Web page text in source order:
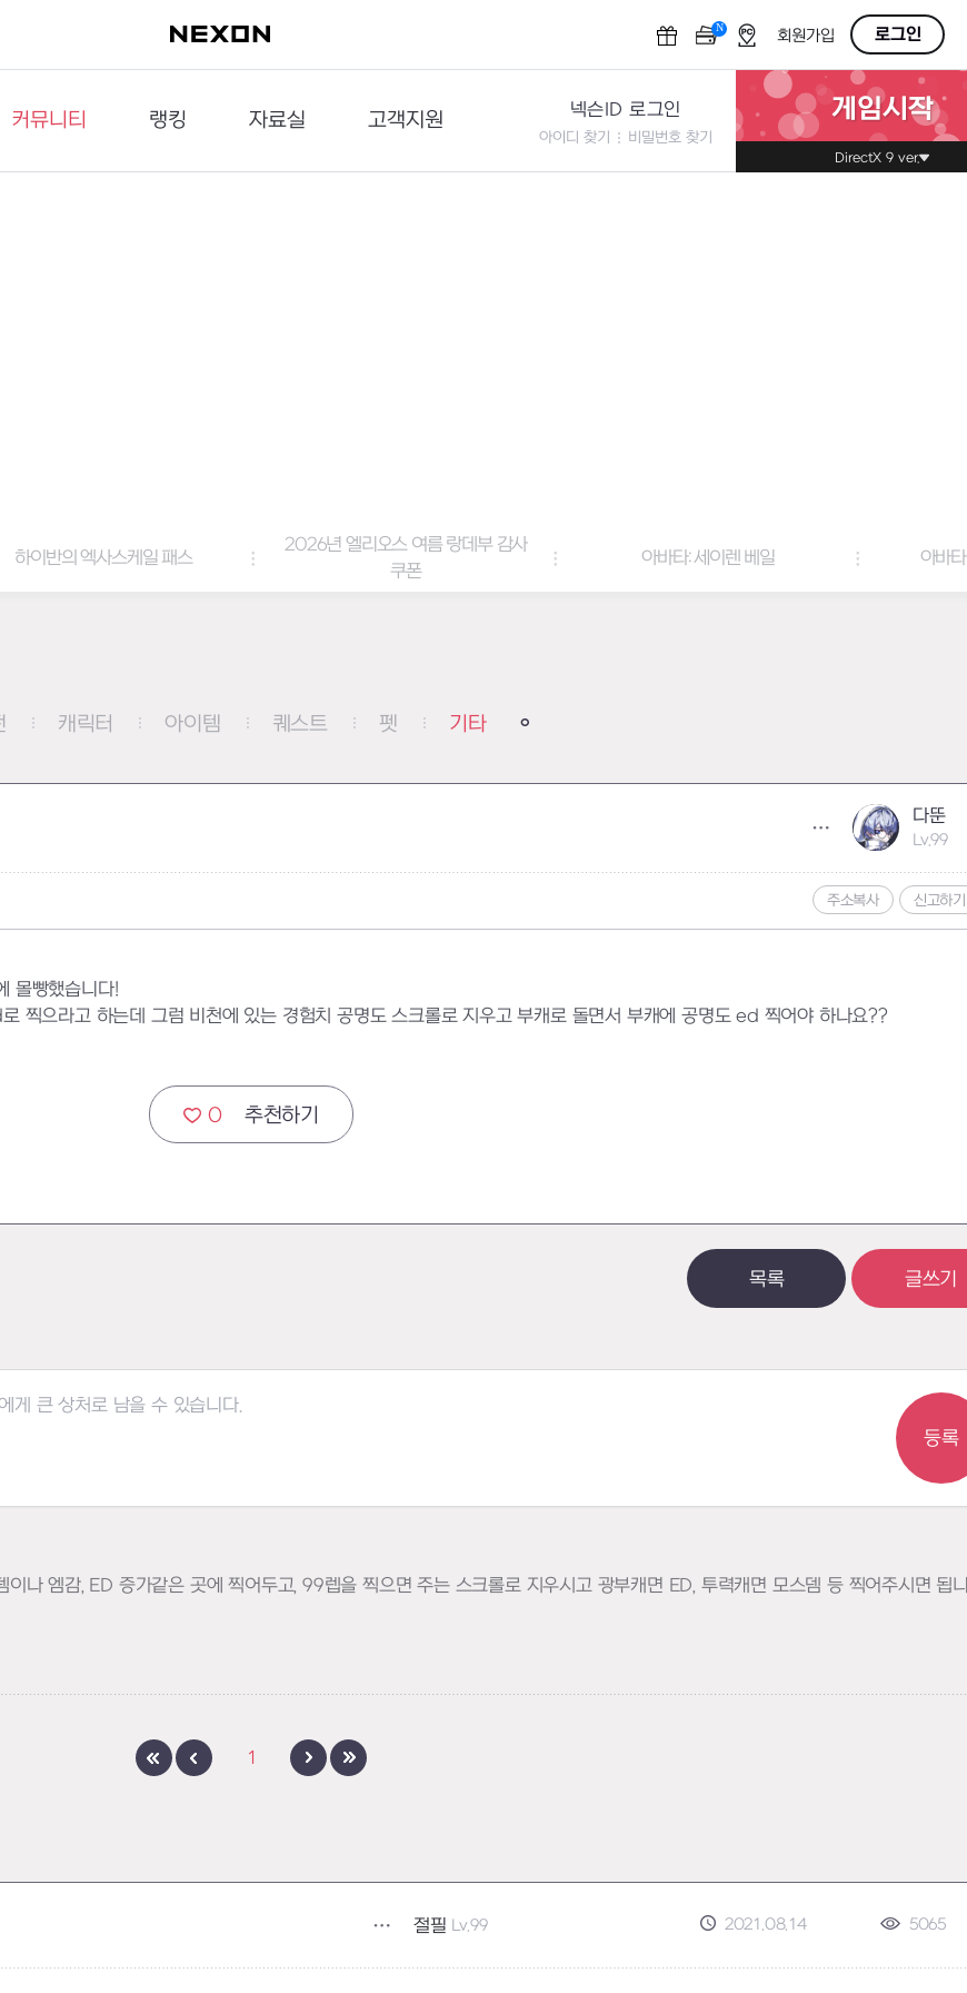
N OFF회원가입 로그인
커뮤니티
이슈게시판
랭킹
던전랭킹
자료실
다운로드
고객지원
문의하기
넥슨ID 로그인
아이디 찾기 비밀번호 찾기
게임시작
DirectX 9 ver.
패스
2026년 엘리오스 여름 랑데부 감사
쿠폰
아바타: 세이렌 베일 아바타 & 헤어 컬러 팔레트
캐릭터 아이템 퀘스트 펫 기타
다뚠
Lv.99
주소복사 신고하기
몰빵했습니다!
찍으라고 하는데 그럼 비천에 있는 경험치 공명도 스크롤로 지우고 부캐로 돌면서 부캐에 공명도 ed 찍어야 하나요??
0 추천하기
목록 글쓰기
등록
나 엠감, ED 증가같은 곳에 찍어두고, 99렙을 찍으면 주는 스크롤로 지우시고 광부캐면 ED, 투력캐면 모스뎀 등 찍어주시면 됩
1
절필 Lv.99 2021.08.14 5065